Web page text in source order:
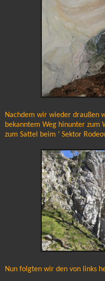
Nachdem wir wieder draußen
bekanntem Weg hinunter zum
zum Sattel beim ‘ Sektor
Nun folgten wir den von links